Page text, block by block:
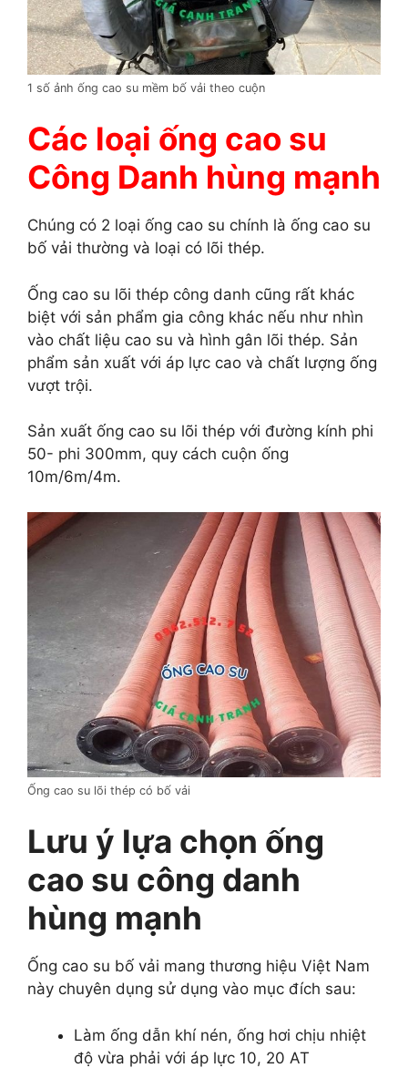
1 số ảnh ống cao su mềm bố vải theo cuộn
Các loại ống cao su
Công Danh hùng mạnh
Chúng có 2 loại ống cao su chính là ống cao su
bố vải thường và loại có lõi thép.
Ống cao su lõi thép công danh cũng rất khác
biệt với sản phẩm gia công khác nếu như nhìn
vào chất liệu cao su và hình gân lõi thép. Sản
phẩm sản xuất với áp lực cao và chất lượng ống
vượt trội.
Sản xuất ống cao su lõi thép với đường kính phi
50- phi 300mm, quy cách cuộn ống
10m/6m/4m.
Ống cao su lõi thép có bố vải
Lưu ý lựa chọn ống
cao su công danh
hùng mạnh
Ống cao su bố vải mang thương hiệu Việt Nam
này chuyên dụng sử dụng vào mục đích sau:
Làm ống dẫn khí nén, ống hơi chịu nhiệt
độ vừa phải với áp lực 10, 20 AT